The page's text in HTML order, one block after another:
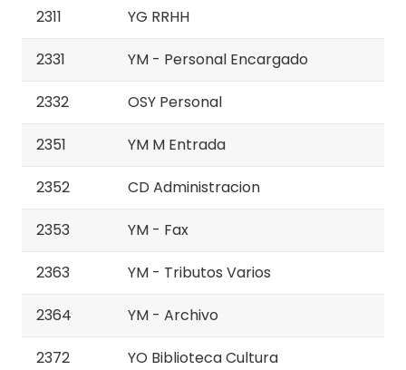
2311 YG RRHH
2331 YM - Personal Encargado
2332 OSY Personal
2351 YM M Entrada
2352 CD Administracion
2353 YM - Fax
2363 YM - Tributos Varios
2364 YM - Archivo
2372 YO Biblioteca Cultura